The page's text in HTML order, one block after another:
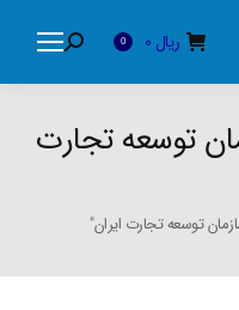
ریال 0
Search:
توسعه تجارت